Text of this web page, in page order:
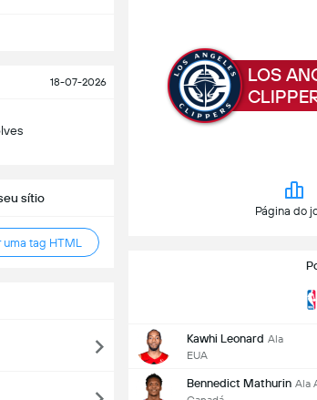
18-07-2026
sítio
uma tag HTML
LOS
Página do
Kawhi Leonard Ala
EUA
Bennedict Mathurin Ala